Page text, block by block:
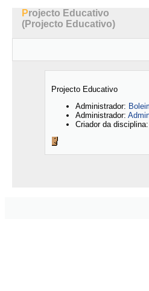
Projecto Educativo
(Projecto Educativo)
Projecto Educativo
Administrador:
Administrador:
Criador da